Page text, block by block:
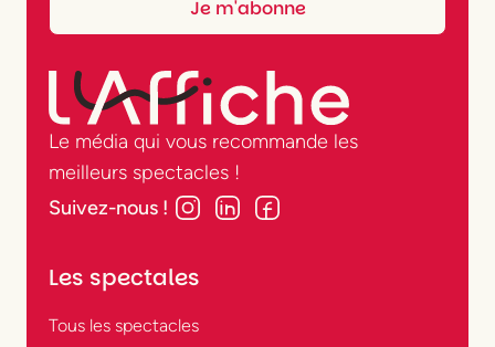
Le média qui vous recommande les
meilleurs spectacles !
Suivez-nous !
Les spectales
Tous les spectacles